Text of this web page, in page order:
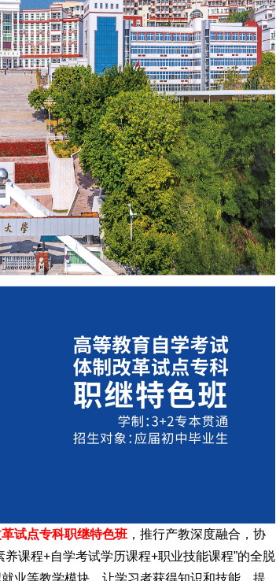
试点专科职继特色班 ，推行产教深度融合，协
课程+自学考试学历课程+职业技能课程”的全脱
业等教学模块，让学习者获得知识和技能，提